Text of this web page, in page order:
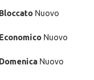
Nuovo
Nuovo
Nuovo